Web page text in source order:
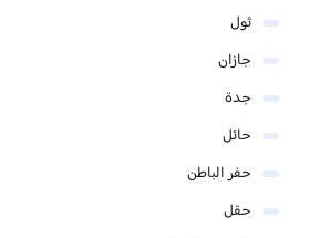
ثول
جازان
جدة
حائل
حفر الباطن
حقل